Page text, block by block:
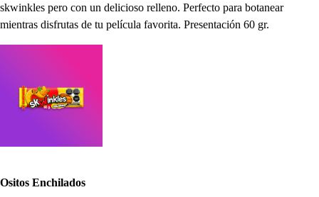
skwinkles pero con un delicioso relleno. Perfecto para botanear
mientras disfrutas de tu película favorita. Presentación 60 gr.
Ositos Enchilados